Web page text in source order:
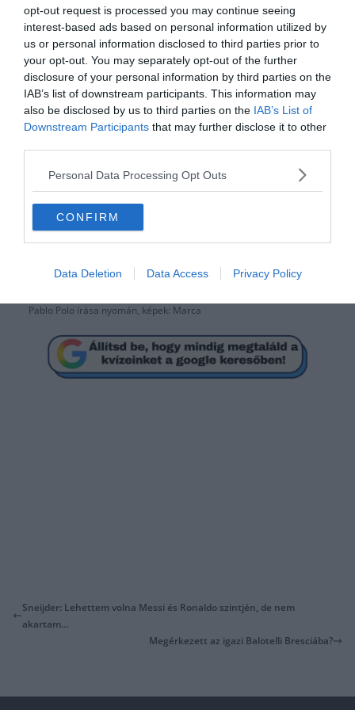
opt-out request is processed you may continue seeing
interest-based ads based on personal information utilized by
us or personal information disclosed to third parties prior to
your opt-out. You may separately opt-out of the further
disclosure of your personal information by third parties on the
IAB’s list of downstream participants. This information may
also be disclosed by us to third parties on the IAB’s List of
Downstream Participants that may further disclose it to other
Personal Data Processing Opt Outs
CONFIRM
Data Deletion Data Access Privacy Policy
eredményeiben, mind a hozzáálásában, mind pedig sérüléseinek
gyakorisága miatt nem váltotta be a hozzá fűzött reményeket.
Ellenben Karim Benzema kivirágzott, a góllövő lista élén áll, tavalyi
szezonja során minden versenyben letette a névjegyét. És ritkán
sérült, törött ujjal is pályára lépett. Az öltözőben segíti a fiatalok
beilleszkedését, különösen a tavaly érkezettVinícius Jr-al alakult ki
közöttük jó barátság.
Így a szerződésének a meghosszabbítása, ami egyben a
fizetésének a megemelésével is jár, senkit nem lep meg. Ha van
játékos jelenleg a Real Madrid keretében, aki méltó erre, Karim
A királyiak a következő bajnoki mérkőzésüket holnap, azaz
november 23-án játszák hazai pályán a Real Sociedad ellen, este 21
megtekinthető.
Pablo Polo írása nyomán, képek: Marca
Sneijder: Lehettem volna Messi és Ronaldo szintjén, de nem
akartam…
Megérkezett az igazi Balotelli Bresciába?